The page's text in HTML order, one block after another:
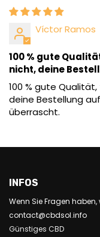
Víctor Ramos
100 % gute
nicht, deine
100 % gute
deine Bestellung
überrascht.
INFOS
Wenn Sie Fragen
contact@cbdsol.info
Günstiges CBD